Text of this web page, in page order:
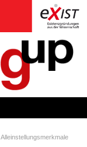
Alleinstellungsmerkmale